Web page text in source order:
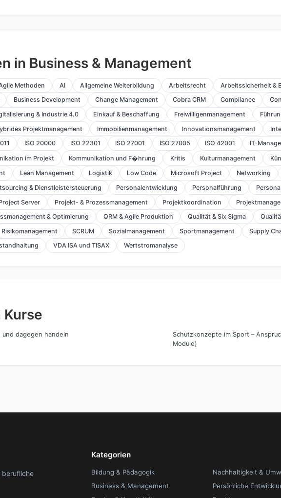
in Business & Management
Methoden AI Allgemeine Weiterbildung Arbeitsrecht Arbeitssicherheit &
Business Development Change Management Cobra CRM Compliance
& Industrie 4.0 Einkauf & Beschaffung Freiwilligenmanagement
Projektmanagement Immobilienmanagement Innovationsmanagement
ISO 20000 ISO 22301 ISO 27001 ISO 27005 ISO 42001 IT-
im Projekt Kommunikation und F�hrung Kritis Kulturmanagement
Lean Management Logistik Low Code Microsoft Project Networking
& Dienstleistersteuerung Personalentwicklung Personalführung
Server Projekt- & Prozessmanagement Projektkoordination
& Optimierung QRM & Agile Produktion Qualität & Six Sigma
Risikomanagement SCRUM Sozialmanagement Sportmanagement Supply
VDA ISA und TISAX Wertstromanalyse
Kurse
dagegen handeln
Schutzkonzepte im Sport –
Module)
berufliche
Kategorien
Bildung & Pädagogik
Business & Management
Nachhaltigkeit &
Persönliche